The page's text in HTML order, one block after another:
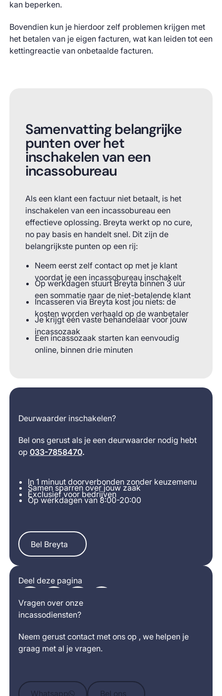
kan beperken.
Bovendien kun je hierdoor zelf problemen krijgen met
het betalen van je eigen facturen, wat kan leiden tot een
kettingreactie van onbetaalde facturen.
Samenvatting belangrijke
punten over het
inschakelen van een
incassobureau
Als een klant een factuur niet betaalt, is het
inschakelen van een incassobureau een
effectieve oplossing. Breyta werkt op no cure,
no pay basis en handelt snel. Dit zijn de
belangrijkste punten op een rij:
Neem eerst zelf contact op met je klant
voordat je een incassobureau inschakelt
Op werkdagen stuurt Breyta binnen 3 uur
een sommatie naar de niet-betalende klant
Incasseren via Breyta kost jou niets: de
kosten worden verhaald op de wanbetaler
Je krijgt één vaste behandelaar voor jouw
incassozaak
Een incassozaak starten kan eenvoudig
online, binnen drie minuten
Deurwaarder inschakelen?
Bel ons gerust als je een deurwaarder nodig hebt
op 033-7858470.
In 1 minuut doorverbonden zonder keuzemenu
Samen sparren over jouw zaak
Exclusief voor bedrijven
Op werkdagen van 8:00-20:00
Bel Breyta
Bel Breyta
Deel deze pagina
Vragen over onze
incassodiensten?
Neem gerust contact met ons op , we helpen je
graag met al je vragen.
Whatsapp
Whatsapp
Bel ons
Bel ons